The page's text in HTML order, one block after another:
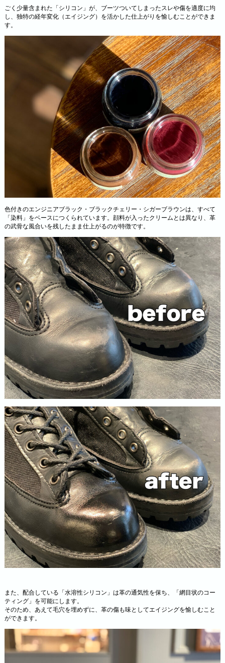
ごく少量含まれた「シリコン」が、ブーツついてしまったスレや傷を適度に均
し、独特の経年変化（エイジング）を活かした仕上がりを愉しむことができま
す。
色付きのエンジニアブラック・ブラックチェリー・シガーブラウンは、すべて
「染料」をベースにつくられています。顔料が入ったクリームとは異なり、革
の武骨な風合いを残したまま仕上がるのが特徴です。
また、配合している「水溶性シリコン」は革の通気性を保ち、「網目状のコー
ティング」を可能にします。
そのため、あえて毛穴を埋めずに、革の傷も味としてエイジングを愉しむこと
ができます。